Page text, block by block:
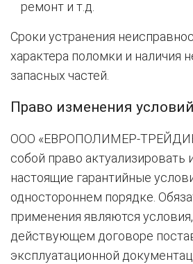
ремонт и т.д.
Сроки устранения
характера поломки и наличия
запасных частей.
Право изменения условий
ООО «ЕВРОПОЛИМЕР-
собой право актуализировать
настоящие гарантийные
одностороннем порядке.
применения являются
действующем договоре
эксплуатационной